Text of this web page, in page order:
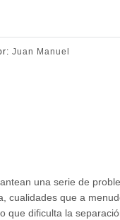
Juan Manuel
una serie de
cualidades que a
que dificulta la